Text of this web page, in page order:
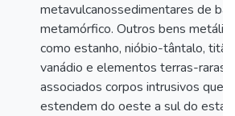
metavulcanossedimentares de
metamórfico. Outros bens
como estanho, nióbio-tântalo,
vanádio e elementos terras-raras,
associados corpos intrusivos que
estendem do oeste a sul do